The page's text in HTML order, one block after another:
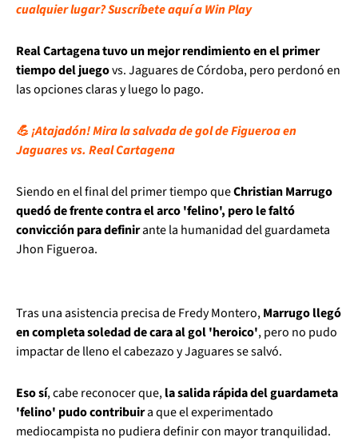
cualquier lugar? Suscríbete aquí a Win Play
Real Cartagena tuvo un mejor rendimiento en el primer
tiempo del juegovs. Jaguares de Córdoba, pero perdonó en
las opciones claras y luego lo pago.
💪 ¡Atajadón! Mira la salvada de gol de Figueroa en
Jaguares vs. Real Cartagena
Siendo en el final del primer tiempo queChristian Marrugo
quedó de frente contra el arco 'felino', pero le faltó
convicción para definirante la humanidad del guardameta
Jhon Figueroa.
Tras una asistencia precisa de Fredy Montero,Marrugo llegó
en completa soledad de cara al gol 'heroico', pero no pudo
impactar de lleno el cabezazo y Jaguares se salvó.
Eso sí, cabe reconocer que,la salida rápida del guardameta
'felino' pudo contribuira que el experimentado
mediocampista no pudiera definir con mayor tranquilidad.